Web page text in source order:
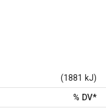
(1881 kJ)
% DV*